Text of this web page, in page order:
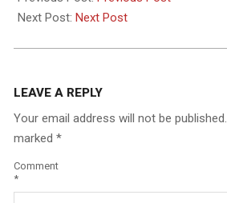
04
Next Post: Next Post
LEAVE A REPLY
Your email address will not be published.
marked *
Comment
*